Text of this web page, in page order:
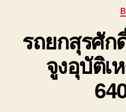
รถยกสุรศัก
จูงอุบัติเ